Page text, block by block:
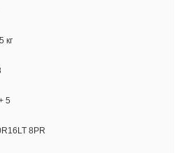
кг
5
8PR